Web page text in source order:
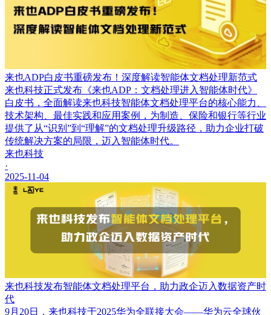
来也ADP白皮书重磅发布！深度解读智能体文档处理新范式
来也科技正式发布《来也ADP：文档处理进入智能体时代》
白皮书，全面解读来也科技智能体文档处理平台的核心能力、
技术架构、最佳实践和应用案例，为制造、保险和银行等行业
提供了从“识别”到“理解”的文档处理升级路径，助力企业打破
传统解决方案的局限，迈入智能体时代。
来也科技
·
2025-11-04
来也科技发布智能体文档处理平台，助力政企迈入数据资产时
代
9月20日，来也科技于2025华为全联接大会——华为云全球伙